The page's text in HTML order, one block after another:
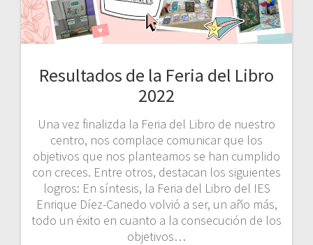
Resultados de la Feria del Libro
2022
Una vez finalizda la Feria del Libro de nuestro
centro, nos complace comunicar que los
objetivos que nos planteamos se han cumplido
con creces. Entre otros, destacan los siguientes
logros: En síntesis, la Feria del Libro del IES
Enrique Díez-Canedo volvió a ser, un año más,
todo un éxito en cuanto a la consecución de los
objetivos…